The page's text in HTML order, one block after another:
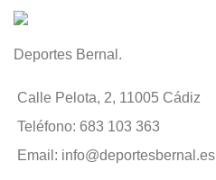
Deportes Bernal.
Calle Pelota, 2, 11005 Cádiz
Teléfono: 683 103 363
Email: info@deportesbernal.es